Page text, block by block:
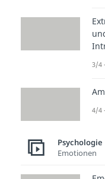
einer
An
3/4
4/4
Psychologie
Emotionen